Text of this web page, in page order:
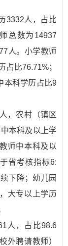
3332人，占比
总数为14937
人。小学教师
比76.71%；
本科学历占比9
，农村（镇区
本科及以上学
师中本科及以
省考核指标6:
下降；幼儿园
大专以上学历
人，占比98.6
外聘请教师）